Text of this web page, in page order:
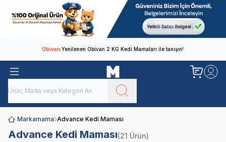
ObivanYenilenen Obivan 2 KG Kedi Mamaları ile tanışın!
Markamama Advance Kedi Maması
Advance Kedi Maması(21 Ürün)